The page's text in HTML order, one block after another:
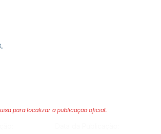
para localizar a publicação oficial.